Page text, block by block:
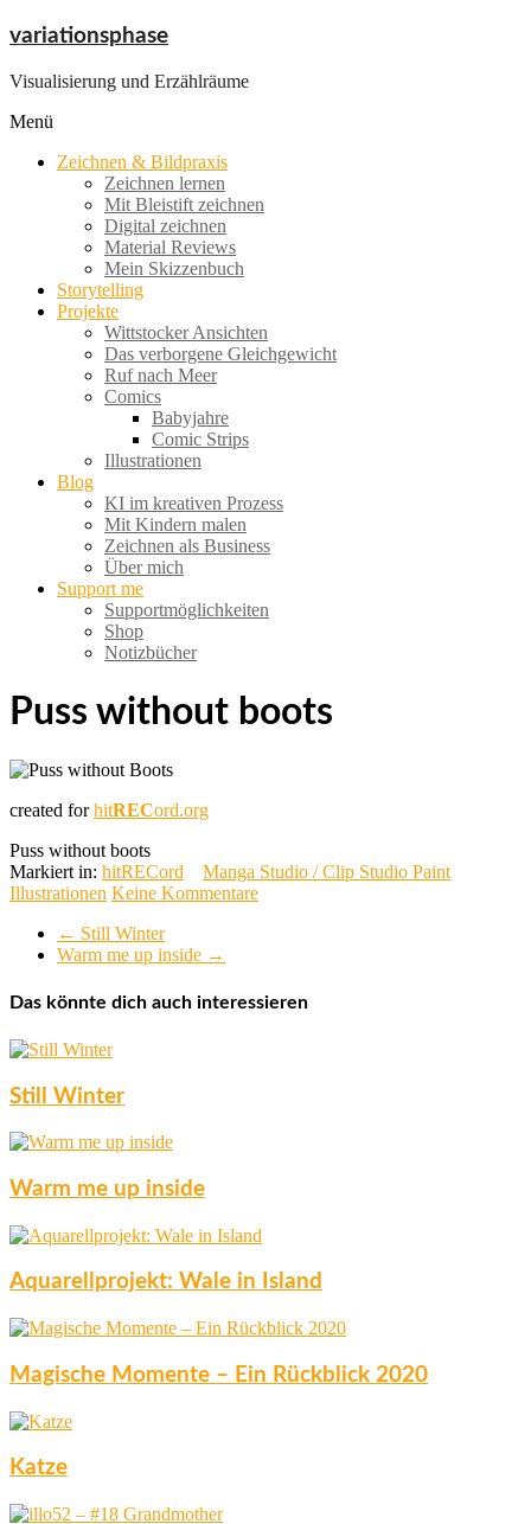
Zum
springen
variationsphase
Visualisierung und Erzählräume
Menü
Zeichnen & Bildpraxis
Zeichnen lernen
Mit Bleistift zeichnen
Digital zeichnen
Material Reviews
Mein Skizzenbuch
Storytelling
Projekte
Wittstocker Ansichten
Das verborgene Gleichgewicht
Ruf nach Meer
Comics
Babyjahre
Comic Strips
Illustrationen
Blog
KI im kreativen Prozess
Mit Kindern malen
Zeichnen als Business
Über mich
Support me
Supportmöglichkeiten
Shop
Notizbücher
Puss without boots
created forhitRECord.org
Puss without boots
Markiert in: hitRECord
Manga Studio / Clip Studio Paint
Illustrationen Keine Kommentare
← Still Winter
Warm me up inside →
Das könnte dich auch interessieren
Still Winter
Warm me up inside
Aquarellprojekt: Wale in Island
Magische Momente – Ein Rückblick 2020
Katze